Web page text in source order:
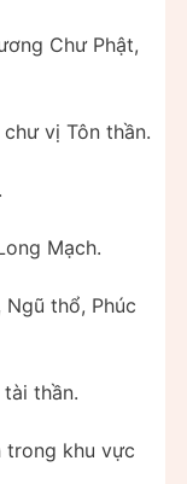
Chư Phật,
vị Tôn thần.
Mạch.
thổ, Phúc
thần.
trong khu vực